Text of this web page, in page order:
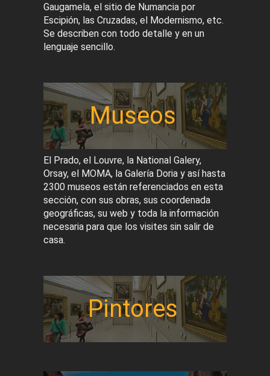
Gaugamela, el sitio de Numancia por
Escipión, las Cruzadas, el Modernismo, etc.
Se describen con todo detalle y en un
lenguaje sencillo.
Museos
El Prado, el Louvre, la National Galery,
Orsay, el MOMA, la Galería Doria y así hasta
2300 museos están referenciados en esta
sección, con sus obras, sus coordenada
geográficas, su web y toda la información
necesaria para que los visites sin salir de
casa.
Pintores